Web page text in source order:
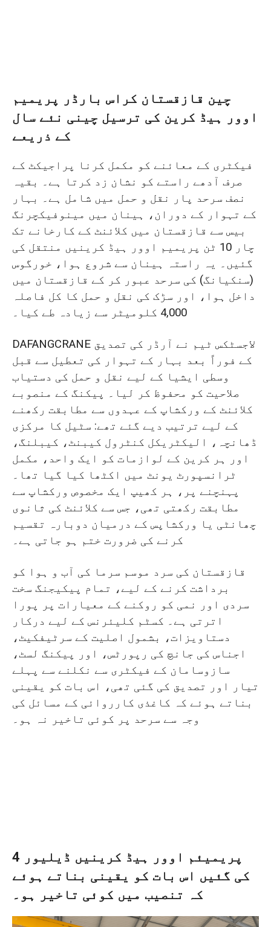
چین قازقستان کراس بارڈر پریمیم
اوور ہیڈ کرین کی ترسیل چینی نئے سال
کے ذریعے
فیکٹری کے معائنے کو مکمل کرنا پراجیکٹ کے
صرف آدھے راستے کو نشان زد کرتا ہے۔ بقیہ
نصف سرحد پار نقل و حمل میں شامل ہے۔ بہار
کے تہوار کے دوران، ہینان میں مینوفیکچرنگ
بیس سے قازقستان میں کلائنٹ کے کارخانے تک
چار 10 ٹن پریمیم اوور ہیڈ کرینیں منتقل کی
گئیں۔ یہ راستہ ہینان سے شروع ہوا، خورگوس
(سنکیانگ) کی سرحد عبور کر کے قازقستان میں
داخل ہوا، اور سڑک کی نقل و حمل کا کل فاصلہ
4,000 کلومیٹر سے زیادہ طے کیا۔
DAFANGCRANE لاجسٹکس ٹیم نے آرڈر کی تصدیق
کے فوراً بعد بہار کے تہوار کی تعطیل سے قبل
وسطی ایشیا کے لیے نقل و حمل کی دستیاب
صلاحیت کو محفوظ کر لیا۔ پیکنگ کے منصوبے
کلائنٹ کے ورکشاپ کے عہدوں سے مطابقت رکھنے
کے لیے ترتیب دیے گئے تھے: سٹیل کا مرکزی
ڈھانچہ، الیکٹریکل کنٹرول کیبنٹ، کیبلنگ،
اور ہر کرین کے لوازمات کو ایک واحد، مکمل
ٹرانسپورٹ یونٹ میں اکٹھا کیا گیا تھا۔
پہنچنے پر، ہر کھیپ ایک مخصوص ورکشاپ سے
مطابقت رکھتی تھی، جس سے کلائنٹ کی ثانوی
چھانٹی یا ورکشاپس کے درمیان دوبارہ تقسیم
کرنے کی ضرورت ختم ہو جاتی ہے۔
قازقستان کی سرد موسم سرما کی آب و ہوا کو
برداشت کرنے کے لیے، تمام پیکیجنگ سخت
سردی اور نمی کو روکنے کے معیارات پر پورا
اترتی ہے۔ کسٹم کلیئرنس کے لیے درکار
دستاویزات، بشمول اصلیت کے سرٹیفکیٹ،
اجناس کی جانچ کی رپورٹس، اور پیکنگ لسٹ،
سازوسامان کے فیکٹری سے نکلنے سے پہلے
تیار اور تصدیق کی گئی تھی، اس بات کو یقینی
بناتے ہوئے کہ کاغذی کارروائی کے مسائل کی
وجہ سے سرحد پر کوئی تاخیر نہ ہو۔
4 پریمیئم اوور ہیڈ کرینیں ڈیلیور
کی گئیں اس بات کو یقینی بناتے ہوئے
کہ تنصیب میں کوئی تاخیر ہو۔